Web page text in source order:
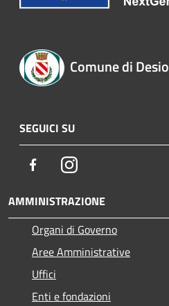
Comune di Desio
SEGUICI SU
FacebookInstagram
AMMINISTRAZIONE
Organi di Governo
Aree Amministrative
Uffici
Enti e fondazioni